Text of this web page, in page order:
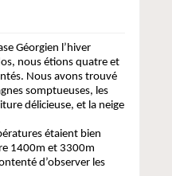
Géorgien l’hiver
nous étions quatre et
Nous avons trouvé
somptueuses, les
délicieuse, et la neige
étaient bien
1400m et 3300m
d’observer les